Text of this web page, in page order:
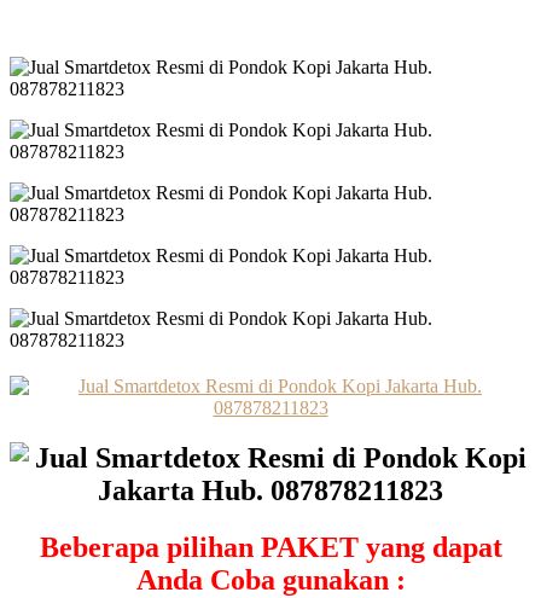
Beberapa pilihan PAKET yang dapat
Anda Coba gunakan :